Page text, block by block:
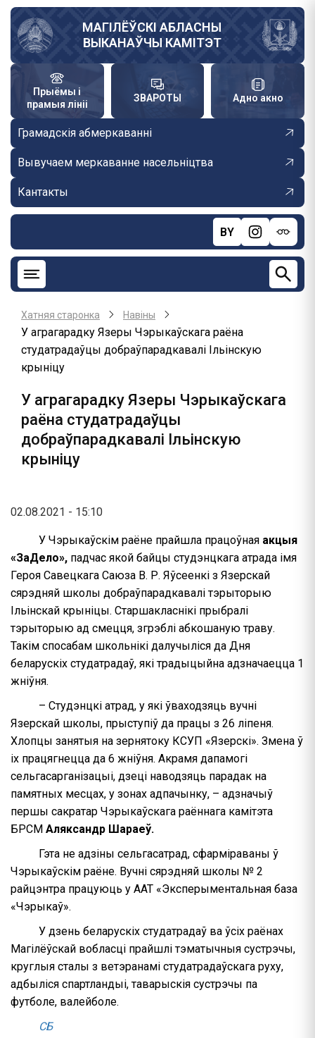
Skip
main
content
МАГІЛЁЎСКІ АБЛАСНЫ
ВЫКАНАЎЧЫ КАМІТЭТ
Прыёмы і
прамыя лініі
ЗВАРОТЫ Адно акно
Грамадскія абмеркаванні
Вывучаем меркаванне насельніцтва
Кантакты
BY
Хатняя старонка Навiны
У аграгарадку Язеры Чэрыкаўскага раёна
студатрадаўцы добраўпарадкавалі Ільінскую
крыніцу
У аграгарадку Язеры Чэрыкаўскага
раёна студатрадаўцы
добраўпарадкавалі Ільінскую
крыніцу
02.08.2021 - 15:10
У Чэрыкаўскім раёне прайшла працоўная акцыя
«ЗаДело», падчас якой байцы студэнцкага атрада імя
Героя Савецкага Саюза В. Р. Яўсеенкі з Язерскай
сярэдняй школы добраўпарадкавалі тэрыторыю
Ільінскай крыніцы. Старшакласнікі прыбралі
тэрыторыю ад смецця, згрэблі абкошаную траву.
Такім спосабам школьнікі далучыліся да Дня
беларускіх студатрадаў, які традыцыйна адзначаецца 1
жніўня.
– Студэнцкі атрад, у які ўваходзяць вучні
Язерскай школы, прыступіў да працы з 26 ліпеня.
Хлопцы занятыя на зернятоку КСУП «Язерскі». Змена ў
іх працягнецца да 6 жніўня. Акрамя дапамогі
сельгасарганізацыі, дзеці наводзяць парадак на
памятных месцах, у зонах адпачынку, – адзначыў
першы сакратар Чэрыкаўскага раённага камітэта
БРСМ Аляксандр Шараеў.
Гэта не адзіны сельгасатрад, сфарміраваны ў
Чэрыкаўскім раёне. Вучні сярэдняй школы № 2
райцэнтра працуюць у ААТ «Эксперыментальная база
«Чэрыкаў».
У дзень беларускіх студатрадаў ва ўсіх раёнах
Магілёўскай вобласці прайшлі тэматычныя сустрэчы,
круглыя сталы з ветэранамі студатрадаўскага руху,
адбыліся спартландыі, таварыскія сустрэчы па
футболе, валейболе.
СБ